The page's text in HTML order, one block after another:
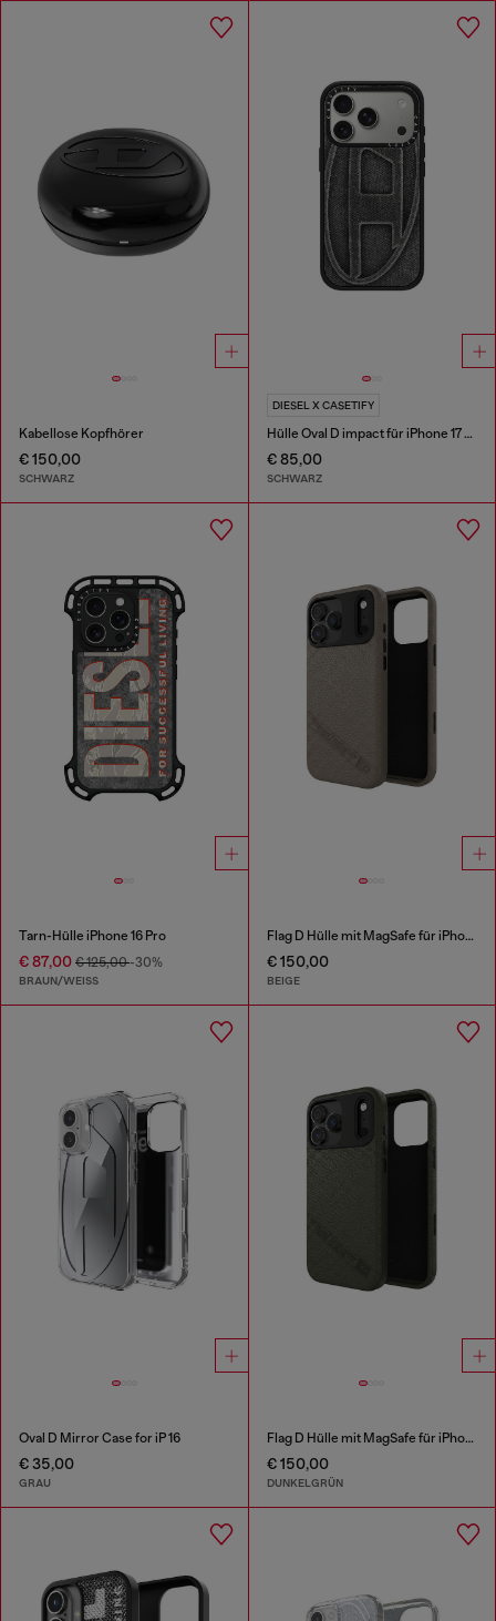
Kabellose Kopfhörer
€ 150,00
SCHWARZ
DIESEL X CASETIFY
Hülle Oval D impact für iPhone 17 Pro
€ 85,00
SCHWARZ
Tarn-Hülle iPhone 16 Pro
€ 87,00 € 125,00-30%
BRAUN/WEISS
Flag D Hülle mit MagSafe für iPhone 17 Pro Max
€ 150,00
BEIGE
Oval D Mirror Case for iP 16
€ 35,00
GRAU
Flag D Hülle mit MagSafe für iPhone 17 Pro Max
€ 150,00
DUNKELGRÜN